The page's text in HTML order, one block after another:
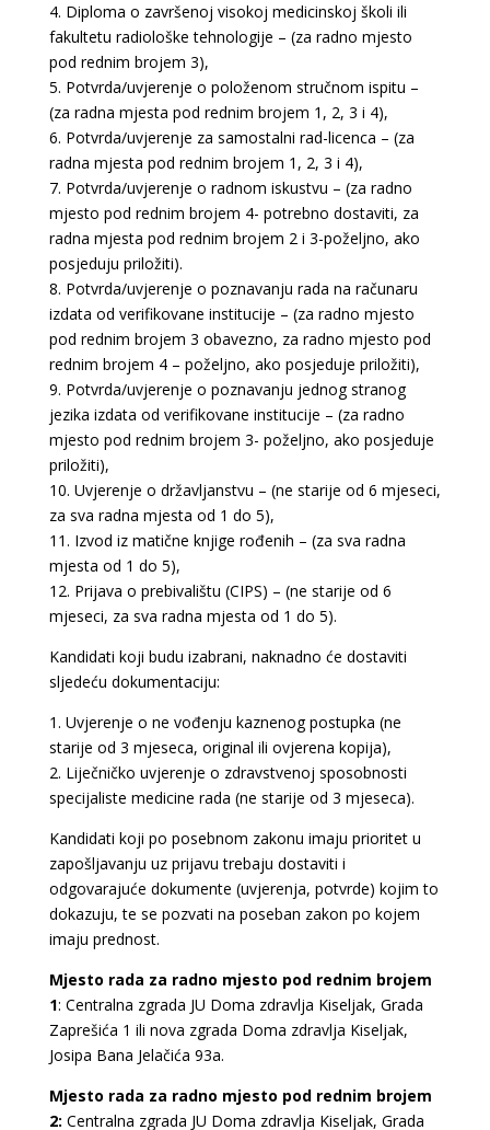
4. Diploma o završenoj visokoj medicinskoj školi ili
fakultetu radiološke tehnologije – (za radno mjesto
pod rednim brojem 3),
5. Potvrda/uvjerenje o položenom stručnom ispitu –
(za radna mjesta pod rednim brojem 1, 2, 3 i 4),
6. Potvrda/uvjerenje za samostalni rad-licenca – (za
radna mjesta pod rednim brojem 1, 2, 3 i 4),
7. Potvrda/uvjerenje o radnom iskustvu – (za radno
mjesto pod rednim brojem 4- potrebno dostaviti, za
radna mjesta pod rednim brojem 2 i 3-poželjno, ako
posjeduju priložiti).
8. Potvrda/uvjerenje o poznavanju rada na računaru
izdata od verifikovane institucije – (za radno mjesto
pod rednim brojem 3 obavezno, za radno mjesto pod
rednim brojem 4 – poželjno, ako posjeduje priložiti),
9. Potvrda/uvjerenje o poznavanju jednog stranog
jezika izdata od verifikovane institucije – (za radno
mjesto pod rednim brojem 3- poželjno, ako posjeduje
priložiti),
10. Uvjerenje o državljanstvu – (ne starije od 6 mjeseci,
za sva radna mjesta od 1 do 5),
11. Izvod iz matične knjige rođenih – (za sva radna
mjesta od 1 do 5),
12. Prijava o prebivalištu (CIPS) – (ne starije od 6
mjeseci, za sva radna mjesta od 1 do 5).
Kandidati koji budu izabrani, naknadno će dostaviti
sljedeću dokumentaciju:
1. Uvjerenje o ne vođenju kaznenog postupka (ne
starije od 3 mjeseca, original ili ovjerena kopija),
2. Liječničko uvjerenje o zdravstvenoj sposobnosti
specijaliste medicine rada (ne starije od 3 mjeseca).
Kandidati koji po posebnom zakonu imaju prioritet u
zapošljavanju uz prijavu trebaju dostaviti i
odgovarajuće dokumente (uvjerenja, potvrde) kojim to
dokazuju, te se pozvati na poseban zakon po kojem
imaju prednost.
Mjesto rada za radno mjesto pod rednim brojem
1: Centralna zgrada JU Doma zdravlja Kiseljak, Grada
Zaprešića 1 ili nova zgrada Doma zdravlja Kiseljak,
Josipa Bana Jelačića 93a.
Mjesto rada za radno mjesto pod rednim brojem
2: Centralna zgrada JU Doma zdravlja Kiseljak, Grada